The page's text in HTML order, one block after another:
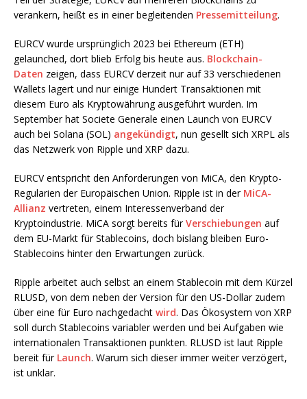
verankern, heißt es in einer begleitenden Pressemitteilung.
EURCV wurde ursprünglich 2023 bei Ethereum (ETH)
gelaunched, dort blieb Erfolg bis heute aus. Blockchain-
Daten zeigen, dass EURCV derzeit nur auf 33 verschiedenen
Wallets lagert und nur einige Hundert Transaktionen mit
diesem Euro als Kryptowährung ausgeführt wurden. Im
September hat Societe Generale einen Launch von EURCV
auch bei Solana (SOL) angekündigt, nun gesellt sich XRPL als
das Netzwerk von Ripple und XRP dazu.
EURCV entspricht den Anforderungen von MiCA, den Krypto-
Regularien der Europäischen Union. Ripple ist in der MiCA-
Allianz vertreten, einem Interessenverband der
Kryptoindustrie. MiCA sorgt bereits fürVerschiebungen auf
dem EU-Markt für Stablecoins, doch bislang bleiben Euro-
Stablecoins hinter den Erwartungen zurück.
Ripple arbeitet auch selbst an einem Stablecoin mit dem Kürzel
RLUSD, von dem neben der Version für den US-Dollar zudem
über eine für Euro nachgedacht wird. Das Ökosystem von XRP
soll durch Stablecoins variabler werden und bei Aufgaben wie
internationalen Transaktionen punkten. RLUSD ist laut Ripple
bereit für Launch. Warum sich dieser immer weiter verzögert,
ist unklar.